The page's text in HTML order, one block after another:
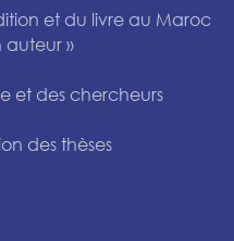
et du livre au Maroc
auteur »
et des chercheurs
des thèses